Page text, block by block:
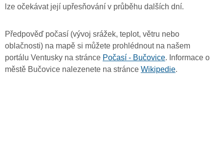
lze očekávat její upřesňování v průběhu dalších dní.
Předpověď počasí (vývoj srážek, teplot, větru nebo
oblačnosti) na mapě si můžete prohlédnout na našem
portálu Ventusky na stránce Počasí - Bučovice. Informace o
městě Bučovice nalezenete na stránce Wikipedie.